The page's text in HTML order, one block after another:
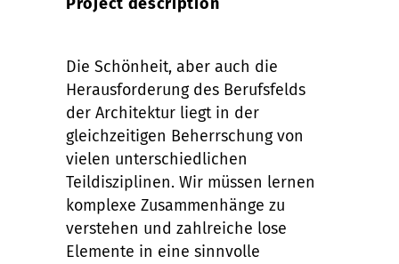
Die Schönheit, aber auch die
Herausforderung des Berufsfelds
der Architektur liegt in der
gleichzeitigen Beherrschung von
vielen unterschiedlichen
Teildisziplinen. Wir müssen lernen
komplexe Zusammenhänge zu
verstehen und zahlreiche lose
Elemente in eine sinnvolle